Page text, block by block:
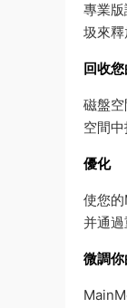
專業
圾來釋
回收
磁盤
空間
優化
使您
并通
微調